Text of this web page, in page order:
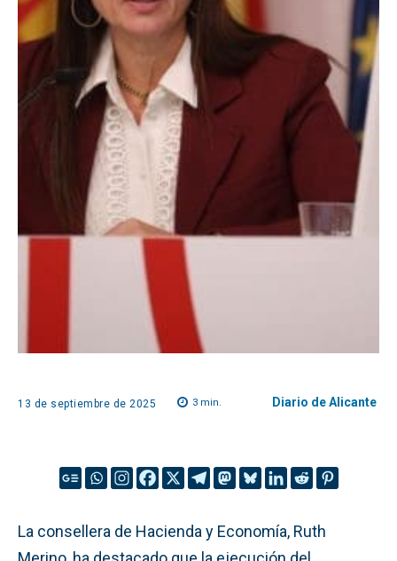
13 de septiembre de 2025 3 min. Diario de Alicante
La consellera de Hacienda y Economía, Ruth